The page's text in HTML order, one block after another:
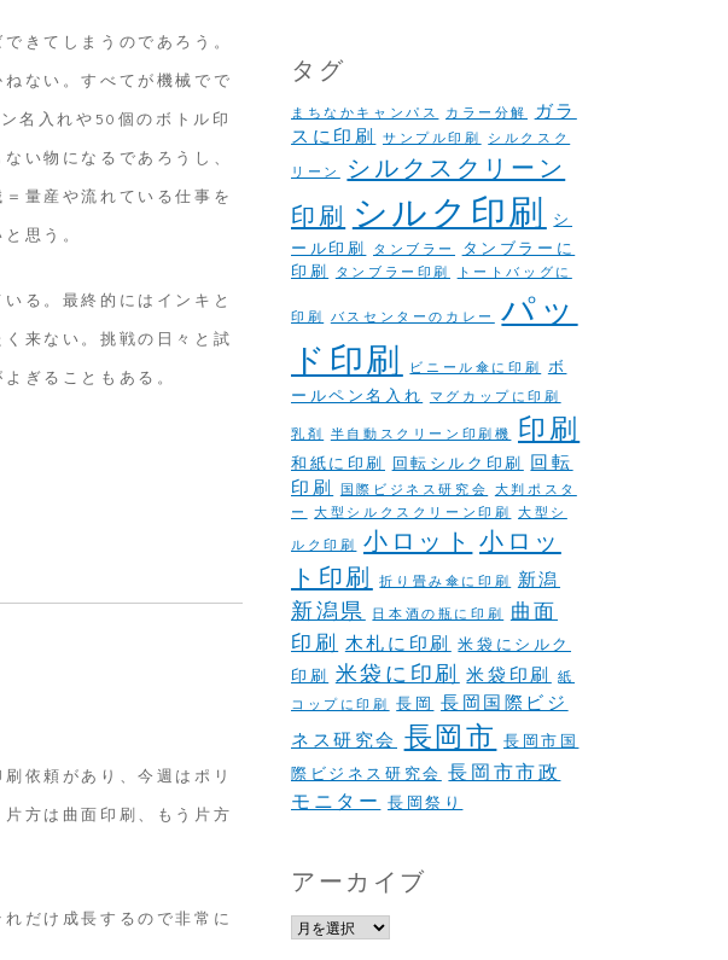
きてしまうのであろう。
ない。すべてが機械でで
名入れや50個のボトル印
い物になるであろうし、
量産や流れている仕事を
思う。
る。最終的にはインキと
来ない。挑戦の日々と試
ぎることもある。
依頼があり、今週はポリ
方は曲面印刷、もう片方
だけ成長するので非常に
タグ
まちなかキャンパス カラー分解
ガラ
スに印刷
サンプル印刷
シルクスク
リーン
シルクスクリーン
印刷 シルク印刷
シ
ール印刷
タンブラー
タンブラーに
印刷
タンブラー印刷 トートバッグに
印刷 バスセンターのカレー
パッ
ド印刷
ビニール傘に印刷
ボ
ールペン名入れ マグカップに印刷
乳剤 半自動スクリーン印刷機 印刷
和紙に印刷 回転シルク印刷 回転
印刷
国際ビジネス研究会 大判ポスタ
ー
大型シルクスクリーン印刷
大型シ
ルク印刷
小ロット 小ロッ
ト印刷
折り畳み傘に印刷 新潟
新潟県 日本酒の瓶に印刷
曲面
印刷 木札に印刷 米袋にシルク
印刷 米袋に印刷 米袋印刷
紙
コップに印刷
長岡 長岡国際ビジ
ネス研究会 長岡市 長岡市国
際ビジネス研究会 長岡市市政
モニター 長岡祭り
アーカイブ
ア